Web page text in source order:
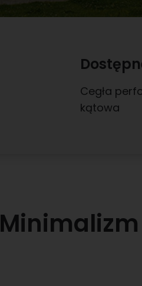
Cegła
kątowa